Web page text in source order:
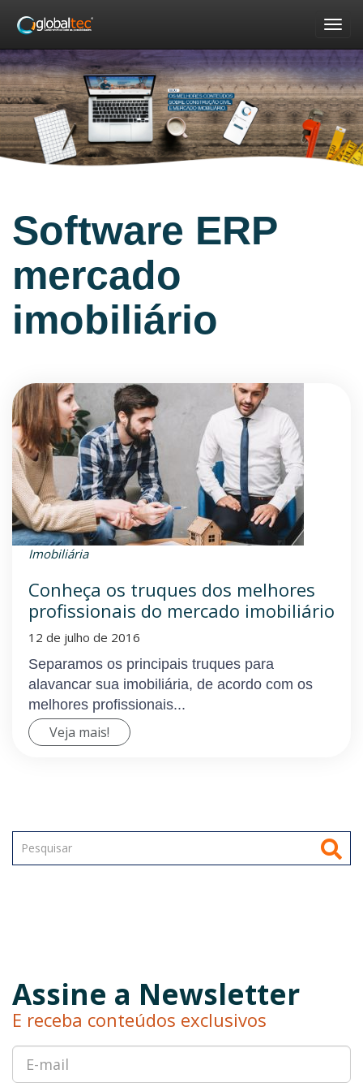
Software ERP
mercado
imobiliário
Imobiliária
Conheça os truques dos melhores
profissionais do mercado imobiliário
12 de julho de 2016
Separamos os principais truques para
alavancar sua imobiliária, de acordo com os
melhores profissionais...
Veja mais!
Assine a Newsletter
E receba conteúdos exclusivos